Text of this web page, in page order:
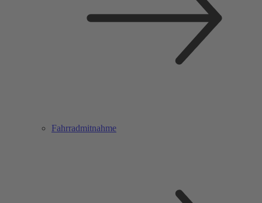
Fahrradmitnahme